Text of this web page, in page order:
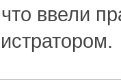
ввели